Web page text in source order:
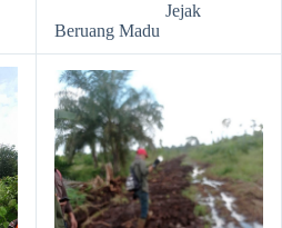
Jejak
Beruang Madu